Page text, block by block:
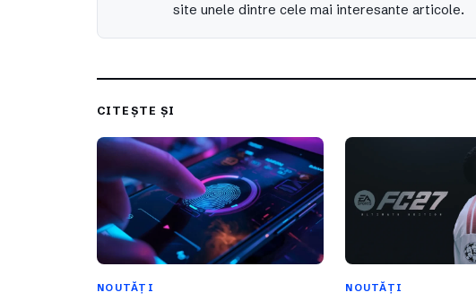
site unele dintre cele mai interesante articole.
CITEȘTE ȘI
NOUTĂȚI NOUTĂȚI